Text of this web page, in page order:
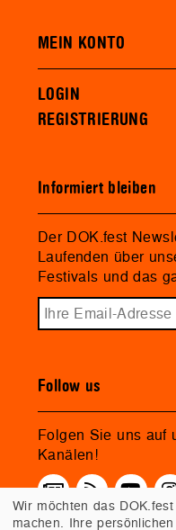
MEIN KONTO
LOGIN
REGISTRIERUNG
Informiert bleiben
Der DOK.fest
Laufenden über
Festivals und das
Follow us
Folgen Sie uns auf
Kanälen!
Wir möchten das
machen. Ihre